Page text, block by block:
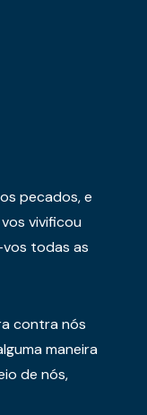
pecados, e
vivificou
todas as
contra nós
maneira
de nós,